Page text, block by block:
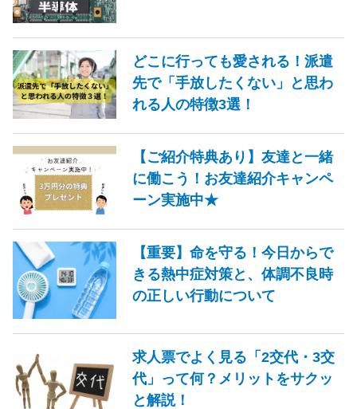
どこに行っても愛される！派遣
先で「手放したくない」と思わ
れる人の特徴3選！
【ご紹介特典あり】友達と一緒
に働こう！お友達紹介キャンペ
ーン実施中★
【重要】命を守る！今日からで
きる熱中症対策と、体調不良時
の正しい行動について
求人票でよく見る「2交代・3交
代」って何？メリットをサクッ
と解説！